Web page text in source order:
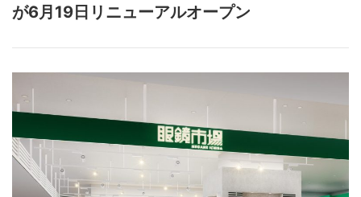
が6月19日リニューアルオープン